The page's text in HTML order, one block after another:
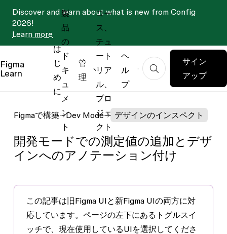
Discover and learn about what is new from Config
2026!
Learn more
Figma
Learn
は
じ
め
に
製
品
の
ド
キ
ュ
メ
ン
ト
管
理
コー
ス、
チュ
ート
リア
ル、
プロ
ジェ
クト
ヘ
ル
プ
サイン
アップ
Figmaで構築 Dev Mode デザインのインスペクト
開発モードでの測定値の追加とデザ
インへのアノテーション付け
この記事は 旧Figma UIと 新Figma UIの両方に対
応しています。ページの左下にあるトグルスイ
ッチで、現在使用しているUIを選択してくださ